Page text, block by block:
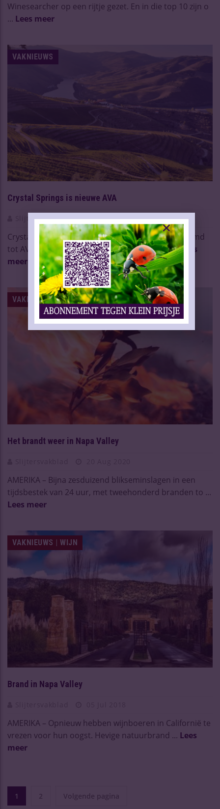
Winesearcher op een rijtje gezet. En in die top 10 zijn o
... Lees meer
VAKNIEUWS
Crystal Springs is nieuwe AVA
Slijtersvakblad 23 Okt 2024
Crystal Springs in de Napa Valley is officieel benoemd
tot AVA (American Viticulture Area). Het wo ...Lees
meer
VAKNIEUWS | WIJN
Het brandt weer in Napa Valley
AMERIKA – Bijna zesduizend blikseminslagen in een
tijdsbestek van 24 uur, met tweehonderd branden to ...
Lees meer
VAKNIEUWS | WIJN
Brand in Napa Valley
AMERIKA – Opnieuw hebben wijnboeren in Californië te
vrezen voor hun oogst. Hevige natuurbrand ... Lees
meer
1 2 Volgende pagina